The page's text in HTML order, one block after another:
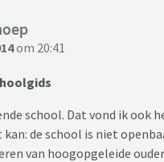
om 20:41
school. Dat vond ik ook
kan: de school is niet
van hoogopgeleide